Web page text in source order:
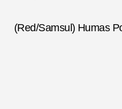
(Red/Samsul) Humas